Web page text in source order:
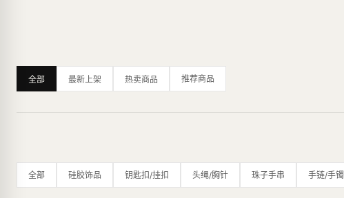
全部 最新上架 热卖商品 推荐商品
全部 硅胶饰品 钥匙扣/挂扣 头绳/胸针 珠子手串 手链/手镯